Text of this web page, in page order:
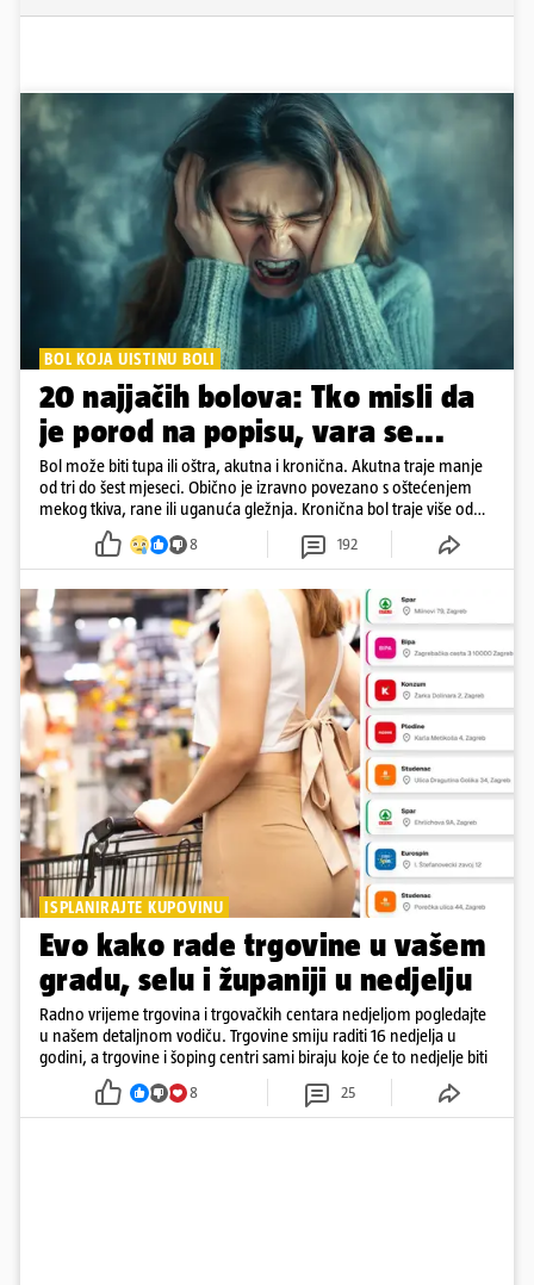
BOL KOJA UISTINU BOLI
20 najjačih bolova: Tko misli da
je porod na popisu, vara se...
Bol može biti tupa ili oštra, akutna i kronična. Akutna traje manje
od tri do šest mjeseci. Obično je izravno povezano s oštećenjem
mekog tkiva, rane ili uganuća gležnja. Kronična bol traje više od
šest mjeseci
8 192
ISPLANIRAJTE KUPOVINU
Evo kako rade trgovine u vašem
gradu, selu i županiji u nedjelju
Radno vrijeme trgovina i trgovačkih centara nedjeljom pogledajte
u našem detaljnom vodiču. Trgovine smiju raditi 16 nedjelja u
godini, a trgovine i šoping centri sami biraju koje će to nedjelje biti
8 25